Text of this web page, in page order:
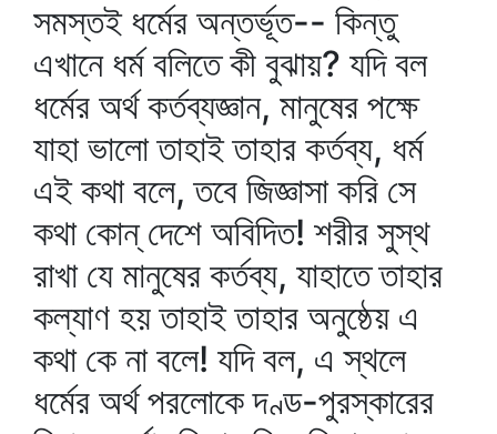
সমস্তই ধর্মের অন্তর্ভূত-- কিন্তু
এখানে ধর্ম বলিতে কী বুঝায়? যদি বল
ধর্মের অর্থ কর্তব্যজ্ঞান, মানুষের পক্ষে
যাহা ভালো তাহাই তাহার কর্তব্য, ধর্ম
এই কথা বলে, তবে জিজ্ঞাসা করি সে
কথা কোন্‌ দেশে অবিদিত! শরীর সুস্থ
রাখা যে মানুষের কর্তব্য, যাহাতে তাহার
কল্যাণ হয় তাহাই তাহার অনুষ্ঠেয় এ
কথা কে না বলে! যদি বল, এ স্থলে
ধর্মের অর্থ পরলোকে দণ্ড-পুরস্কারের